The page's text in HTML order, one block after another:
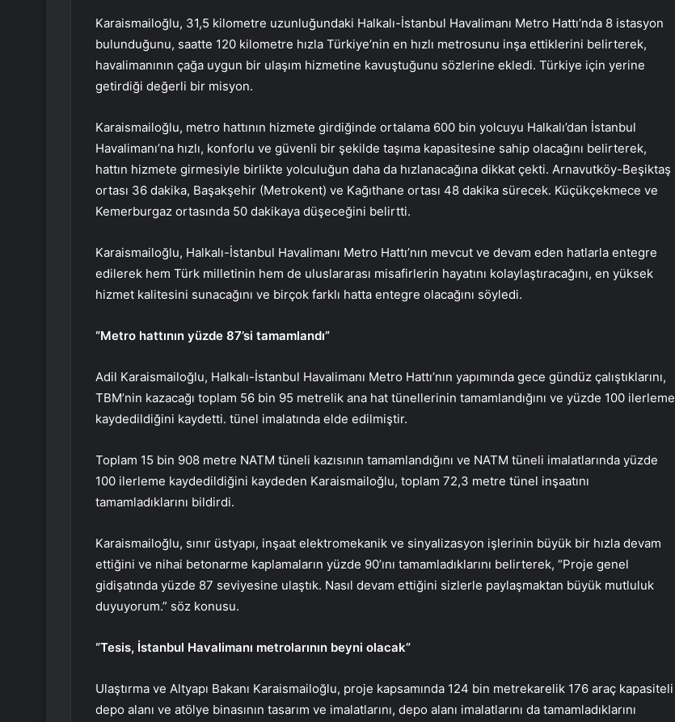
Karaismailoğlu, 31,5 kilometre uzunluğundaki Halkalı-İstanbul Havalimanı Metro Hattı’nda 8 istasyon
bulunduğunu, saatte 120 kilometre hızla Türkiye’nin en hızlı metrosunu inşa ettiklerini belirterek,
havalimanının çağa uygun bir ulaşım hizmetine kavuştuğunu sözlerine ekledi. Türkiye için yerine
getirdiği değerli bir misyon.
Karaismailoğlu, metro hattının hizmete girdiğinde ortalama 600 bin yolcuyu Halkalı’dan İstanbul
Havalimanı’na hızlı, konforlu ve güvenli bir şekilde taşıma kapasitesine sahip olacağını belirterek,
hattın hizmete girmesiyle birlikte yolculuğun daha da hızlanacağına dikkat çekti. Arnavutköy-Beşiktaş
ortası 36 dakika, Başakşehir (Metrokent) ve Kağıthane ortası 48 dakika sürecek. Küçükçekmece ve
Kemerburgaz ortasında 50 dakikaya düşeceğini belirtti.
Karaismailoğlu, Halkalı-İstanbul Havalimanı Metro Hattı’nın mevcut ve devam eden hatlarla entegre
edilerek hem Türk milletinin hem de uluslararası misafirlerin hayatını kolaylaştıracağını, en yüksek
hizmet kalitesini sunacağını ve birçok farklı hatta entegre olacağını söyledi.
“Metro hattının yüzde 87’si tamamlandı”
Adil Karaismailoğlu, Halkalı-İstanbul Havalimanı Metro Hattı’nın yapımında gece gündüz çalıştıklarını,
TBM’nin kazacağı toplam 56 bin 95 metrelik ana hat tünellerinin tamamlandığını ve yüzde 100 ilerleme
kaydedildiğini kaydetti. tünel imalatında elde edilmiştir.
Toplam 15 bin 908 metre NATM tüneli kazısının tamamlandığını ve NATM tüneli imalatlarında yüzde
100 ilerleme kaydedildiğini kaydeden Karaismailoğlu, toplam 72,3 metre tünel inşaatını
tamamladıklarını bildirdi.
Karaismailoğlu, sınır üstyapı, inşaat elektromekanik ve sinyalizasyon işlerinin büyük bir hızla devam
ettiğini ve nihai betonarme kaplamaların yüzde 90’ını tamamladıklarını belirterek, “Proje genel
gidişatında yüzde 87 seviyesine ulaştık. Nasıl devam ettiğini sizlerle paylaşmaktan büyük mutluluk
duyuyorum.” söz konusu.
“Tesis, İstanbul Havalimanı metrolarının beyni olacak”
Ulaştırma ve Altyapı Bakanı Karaismailoğlu, proje kapsamında 124 bin metrekarelik 176 araç kapasiteli
depo alanı ve atölye binasının tasarım ve imalatlarını, depo alanı imalatlarını da tamamladıklarını